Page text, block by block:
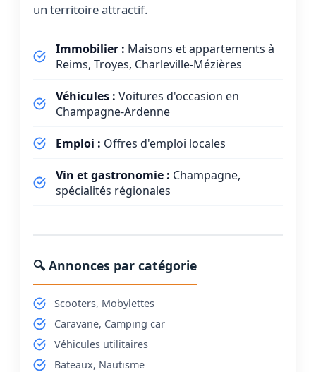
un territoire attractif.
Immobilier : Maisons et appartements à
Reims, Troyes, Charleville-Mézières
Véhicules : Voitures d'occasion en
Champagne-Ardenne
Emploi : Offres d'emploi locales
Vin et gastronomie : Champagne,
spécialités régionales
🔍 Annonces par catégorie
Scooters, Mobylettes
Caravane, Camping car
Véhicules utilitaires
Bateaux, Nautisme